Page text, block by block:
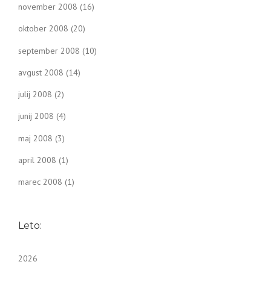
november 2008 (16)
oktober 2008 (20)
september 2008 (10)
avgust 2008 (14)
julij 2008 (2)
junij 2008 (4)
maj 2008 (3)
april 2008 (1)
marec 2008 (1)
Leto:
2026